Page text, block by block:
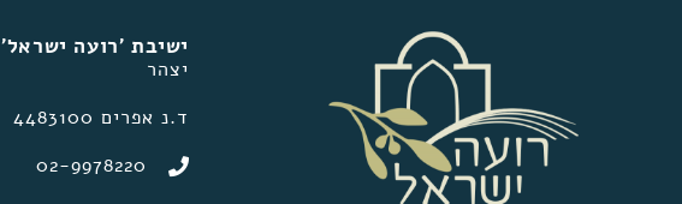
ישיבת ׳רועה ישראל׳
יצהר
ד.נ אפרים 4483100
02-9978220